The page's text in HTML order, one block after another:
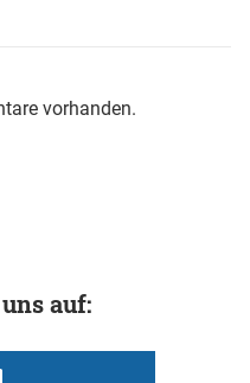
vorhanden.
auf: